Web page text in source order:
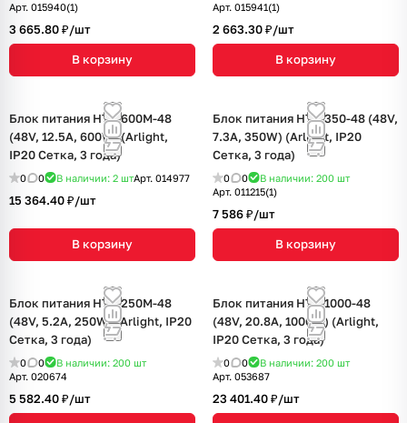
Арт. 015940(1)
3 665.80 ₽/шт
В корзину
Арт. 015941(1)
2 663.30 ₽/шт
В корзину
Блок питания HTS-600M-48
(48V, 12.5A, 600W) (Arlight,
IP20 Сетка, 3 года)
0 0 В наличии: 2 штАрт. 014977
15 364.40 ₽/шт
В корзину
Блок питания HTS-350-48 (48V,
7.3A, 350W) (Arlight, IP20
Сетка, 3 года)
0 0 В наличии: 200 шт
Арт. 011215(1)
7 586 ₽/шт
В корзину
Блок питания HTS-250M-48
(48V, 5.2A, 250W) (Arlight, IP20
Сетка, 3 года)
0 0 В наличии: 200 шт
Арт. 020674
5 582.40 ₽/шт
Блок питания HTS-1000-48
(48V, 20.8A, 1000W) (Arlight,
IP20 Сетка, 3 года)
0 0 В наличии: 200 шт
Арт. 053687
23 401.40 ₽/шт